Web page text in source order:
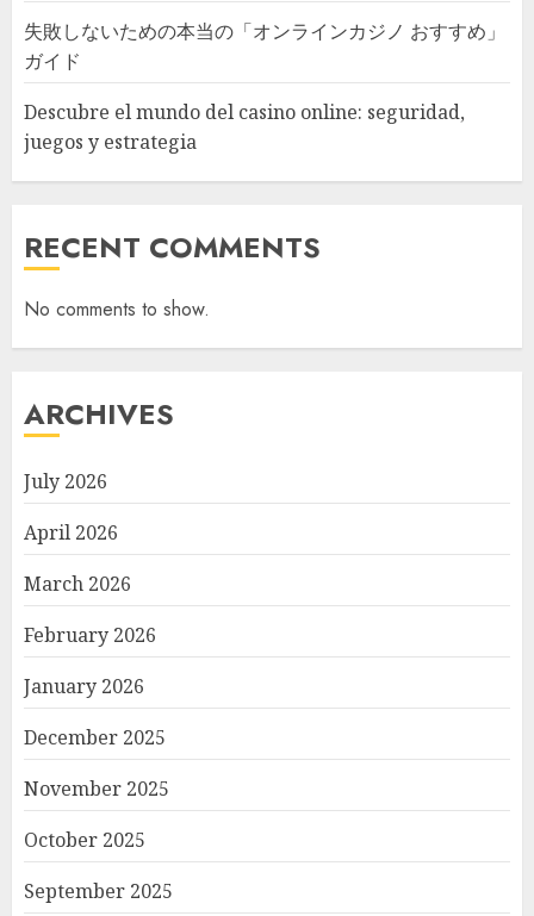
失敗しないための本当の「オンラインカジノ おすすめ」
ガイド
Descubre el mundo del casino online: seguridad,
juegos y estrategia
RECENT COMMENTS
No comments to show.
ARCHIVES
July 2026
April 2026
March 2026
February 2026
January 2026
December 2025
November 2025
October 2025
September 2025